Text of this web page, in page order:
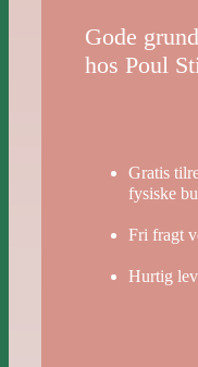
Gode
hos Poul
Gratis
fysiske
Fri fragt
Hurtig